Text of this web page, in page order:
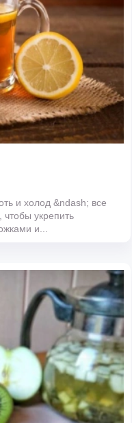
и холод &ndash; все
чтобы укрепить
и...